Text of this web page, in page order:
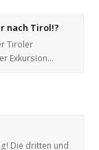
nach Tirol!?
Tiroler
Exkursion…
Die dritten und